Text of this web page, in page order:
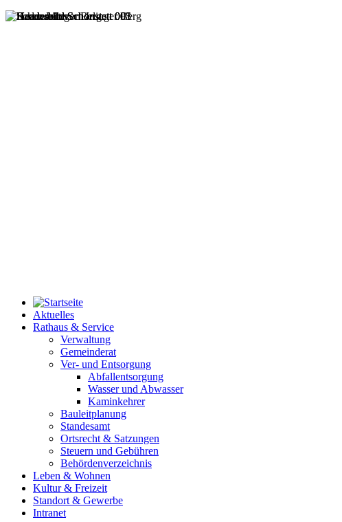
Aktuelles
Rathaus & Service
Verwaltung
Gemeinderat
Ver- und Entsorgung
Abfallentsorgung
Wasser und Abwasser
Kaminkehrer
Bauleitplanung
Standesamt
Ortsrecht & Satzungen
Steuern und Gebühren
Behördenverzeichnis
Leben & Wohnen
Kultur & Freizeit
Standort & Gewerbe
Intranet